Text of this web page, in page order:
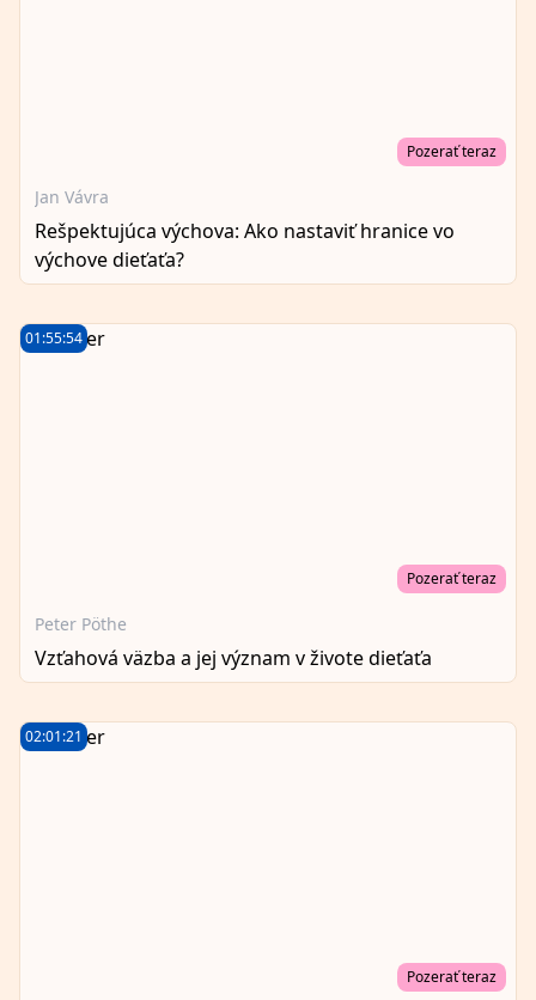
Pozerať teraz
Jan Vávra
Rešpektujúca výchova: Ako nastaviť hranice vo
výchove dieťaťa?
01:55:54
Pozerať teraz
Peter Pöthe
Vzťahová väzba a jej význam v živote dieťaťa
02:01:21
Pozerať teraz